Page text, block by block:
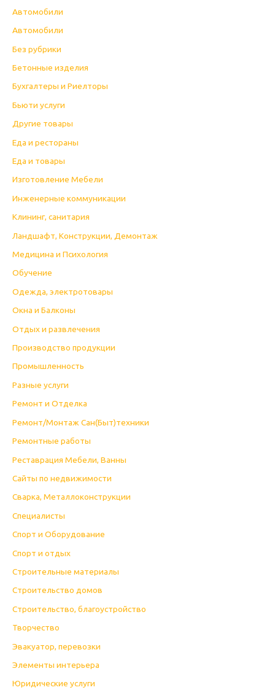
Автомобили
Автомобили
Без рубрики
Бетонные изделия
Бухгалтеры и Риелторы
Бьюти услуги
Другие товары
Еда и рестораны
Еда и товары
Изготовление Мебели
Инженерные коммуникации
Клининг, санитария
Ландшафт, Конструкции, Демонтаж
Медицина и Психология
Обучение
Одежда, электротовары
Окна и Балконы
Отдых и развлечения
Производство продукции
Промышленность
Разные услуги
Ремонт и Отделка
Ремонт/Монтаж Сан(Быт)техники
Ремонтные работы
Реставрация Мебели, Ванны
Сайты по недвижимости
Сварка, Металлоконструкции
Специалисты
Спорт и Оборудование
Спорт и отдых
Строительные материалы
Строительство домов
Строительство, благоустройство
Творчество
Эвакуатор, перевозки
Элементы интерьера
Юридические услуги